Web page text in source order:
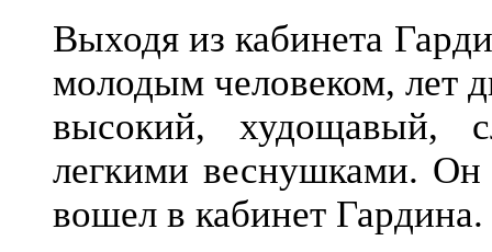
Выходя из кабинета
молодым человеком, лет
высокий, худощавый,
легкими веснушками.
вошел в кабинет Гардина.